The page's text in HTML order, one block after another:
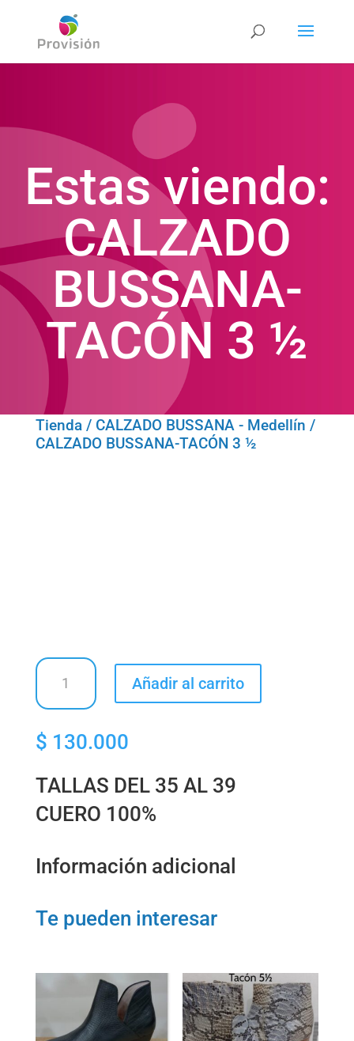
Estas viendo:
CALZADO
BUSSANA-
TACÓN 3 ½
Tienda/ CALZADO BUSSANA - Medellín /
CALZADO BUSSANA-TACÓN 3 ½
CALZADO
BUSSANA-
TACÓN
½
Añadir al carrito
$ 130.000
TALLAS DEL 35 AL 39
CUERO 100%
Información adicional
Te pueden interesar